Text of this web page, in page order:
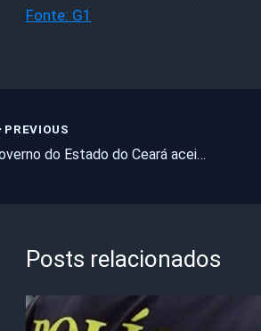
Fonte: G1
PREVIOUS
Governo do Estado do Ceará aceita sugestão do Deputado Danilo Forte; Açude Melancias sairá do papel
Posts relacionados